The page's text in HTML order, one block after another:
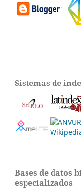
Sistemas de
Bases de datos
especializados